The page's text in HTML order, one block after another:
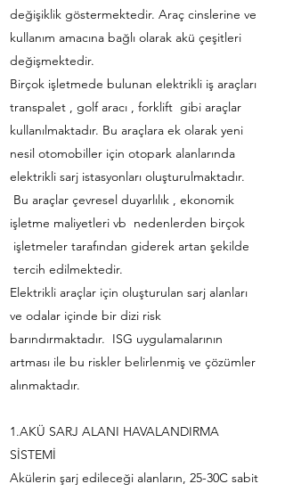
değişiklik göstermektedir. Araç cinslerine ve
kullanım amacına bağlı olarak akü çeşitleri
değişmektedir.
Birçok işletmede bulunan elektrikli iş araçları
transpalet , golf aracı , forklift gibi araçlar
kullanılmaktadır. Bu araçlara ek olarak yeni
nesil otomobiller için otopark alanlarında
elektrikli sarj istasyonları oluşturulmaktadır.
Bu araçlar çevresel duyarlılık , ekonomik
işletme maliyetleri vb nedenlerden birçok
işletmeler tarafından giderek artan şekilde
tercih edilmektedir.
Elektrikli araçlar için oluşturulan sarj alanları
ve odalar içinde bir dizi risk
barındırmaktadır. ISG uygulamalarının
artması ile bu riskler belirlenmiş ve çözümler
alınmaktadır.
1.AKÜ SARJ ALANI HAVALANDIRMA
SİSTEMİ
Akülerin şarj edileceği alanların, 25-30C sabit